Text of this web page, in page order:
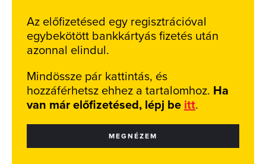
Az előfizetésed egy regisztrációval
egybekötött bankkártyás fizetés után
azonnal elindul.
Mindössze pár kattintás, és
hozzáférhetsz ehhez a tartalomhoz. Ha
van már előfizetésed, lépj be itt.
MEGNÉZEM